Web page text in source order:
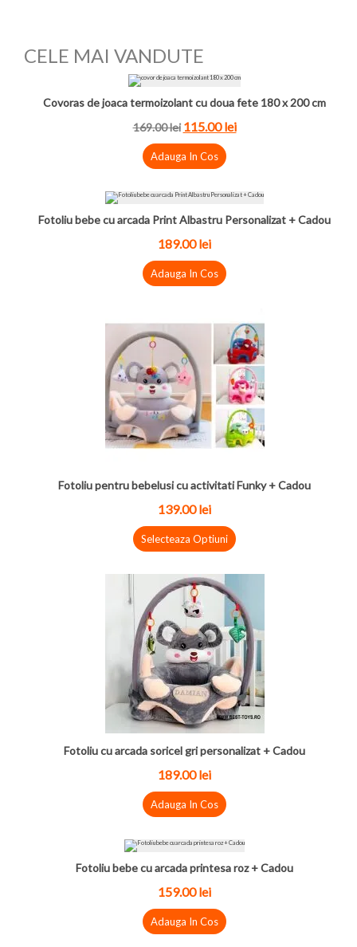
CELE MAI VANDUTE
Covoras de joaca termoizolant cu doua fete 180 x 200 cm
169.00 lei 115.00 lei
Adauga In Cos
Fotoliu bebe cu arcada Print Albastru Personalizat + Cadou
189.00 lei
Adauga In Cos
Fotoliu pentru bebelusi cu activitati Funky + Cadou
139.00 lei
Selecteaza Optiuni
Fotoliu cu arcada soricel gri personalizat + Cadou
189.00 lei
Adauga In Cos
Fotoliu bebe cu arcada printesa roz + Cadou
159.00 lei
Adauga In Cos